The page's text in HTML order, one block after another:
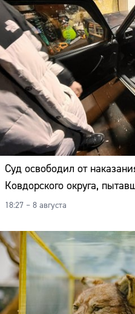
Суд освободил от
Ковдорского округа,
18:27 – 8 августа